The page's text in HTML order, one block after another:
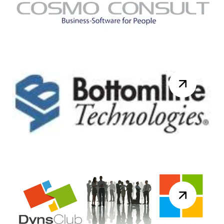
2015 pour la réunion du DynsClub
NAV. Au programme de la journée :
10h00 – Accue...Lire la suite
Knk Ingénierie France
rejoint le groupe COSMO
CONSULT.
Berlin/Paris, 17 juin 2015, Le groupe
COSMO CONSULT, partenaire ERP
Webinar Bottomline
Technologies dédié au
traitement des factures